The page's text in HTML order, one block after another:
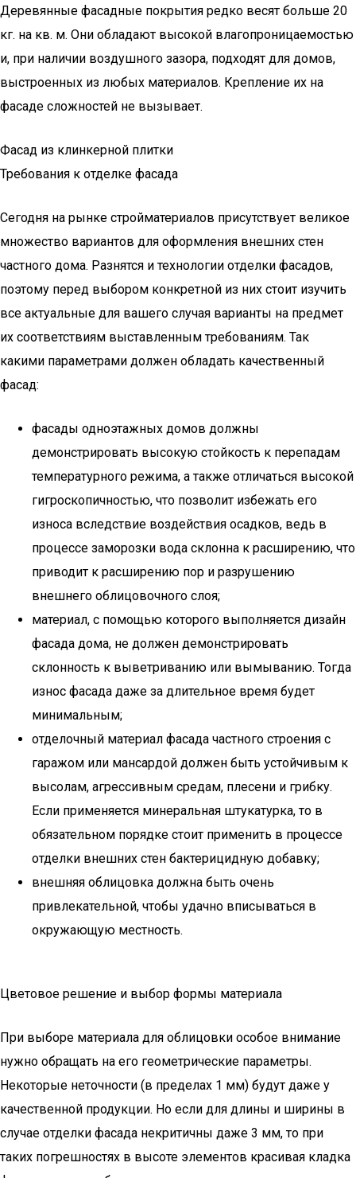
Деревянные фасадные покрытия редко весят больше 20
кг. на кв. м. Они обладают высокой влагопроницаемостью
и, при наличии воздушного зазора, подходят для домов,
выстроенных из любых материалов. Крепление их на
фасаде сложностей не вызывает.
Фасад из клинкерной плитки
Требования к отделке фасада
Сегодня на рынке стройматериалов присутствует великое
множество вариантов для оформления внешних стен
частного дома. Разнятся и технологии отделки фасадов,
поэтому перед выбором конкретной из них стоит изучить
все актуальные для вашего случая варианты на предмет
их соответствиям выставленным требованиям. Так
какими параметрами должен обладать качественный
фасад:
фасады одноэтажных домов должны
демонстрировать высокую стойкость к перепадам
температурного режима, а также отличаться высокой
гигроскопичностью, что позволит избежать его
износа вследствие воздействия осадков, ведь в
процессе заморозки вода склонна к расширению, что
приводит к расширению пор и разрушению
внешнего облицовочного слоя;
материал, с помощью которого выполняется дизайн
фасада дома, не должен демонстрировать
склонность к выветриванию или вымыванию. Тогда
износ фасада даже за длительное время будет
минимальным;
отделочный материал фасада частного строения с
гаражом или мансардой должен быть устойчивым к
высолам, агрессивным средам, плесени и грибку.
Если применяется минеральная штукатурка, то в
обязательном порядке стоит применить в процессе
отделки внешних стен бактерицидную добавку;
внешняя облицовка должна быть очень
привлекательной, чтобы удачно вписываться в
окружающую местность.
Цветовое решение и выбор формы материала
При выборе материала для облицовки особое внимание
нужно обращать на его геометрические параметры.
Некоторые неточности (в пределах 1 мм) будут даже у
качественной продукции. Но если для длины и ширины в
случае отделки фасада некритичны даже 3 мм, то при
таких погрешностях в высоте элементов красивая кладка